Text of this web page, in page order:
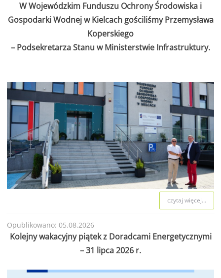
W Wojewódzkim Funduszu Ochrony Środowiska i
Gospodarki Wodnej w Kielcach gościliśmy Przemysława
Koperskiego
– Podsekretarza Stanu w Ministerstwie Infrastruktury.
czytaj więcej...
Opublikowano: 05.08.2026
Kolejny wakacyjny piątek z Doradcami Energetycznymi
– 31 lipca 2026 r.